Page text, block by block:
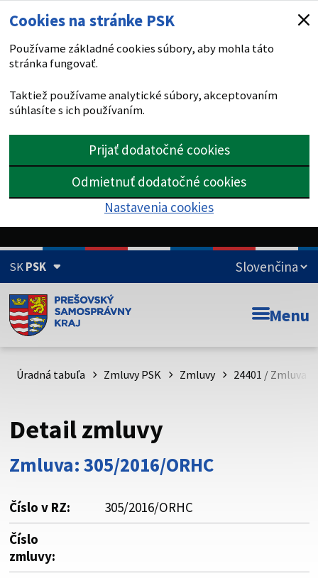
Cookies na stránke PSK
Používame základné cookies súbory, aby mohla táto
stránka fungovať.
Taktiež používame analytické súbory, akceptovaním
súhlasíte s ich používaním.
Prijať dodatočné cookies
Odmietnuť dodatočné cookies
Nastavenia cookies
SKPSK
Doména psk.sk je oficiálna
Toto je oficiálna webová stránka Prešovského
psk.sk.
Buďte pozorní a vždy sa uistite, že zdieľate informácie iba
cez zabezpečenú webovú stránku. Zabezpečená stránka
vždy začína https:// pred názvom domény webového sídla.
Menu
Úradná tabuľa Zmluvy PSK Zmluvy 24401 / Zmluva
Detail zmluvy
Zmluva: 305/2016/ORHC
Číslo v RZ:
305/2016/ORHC
Číslo
zmluvy: